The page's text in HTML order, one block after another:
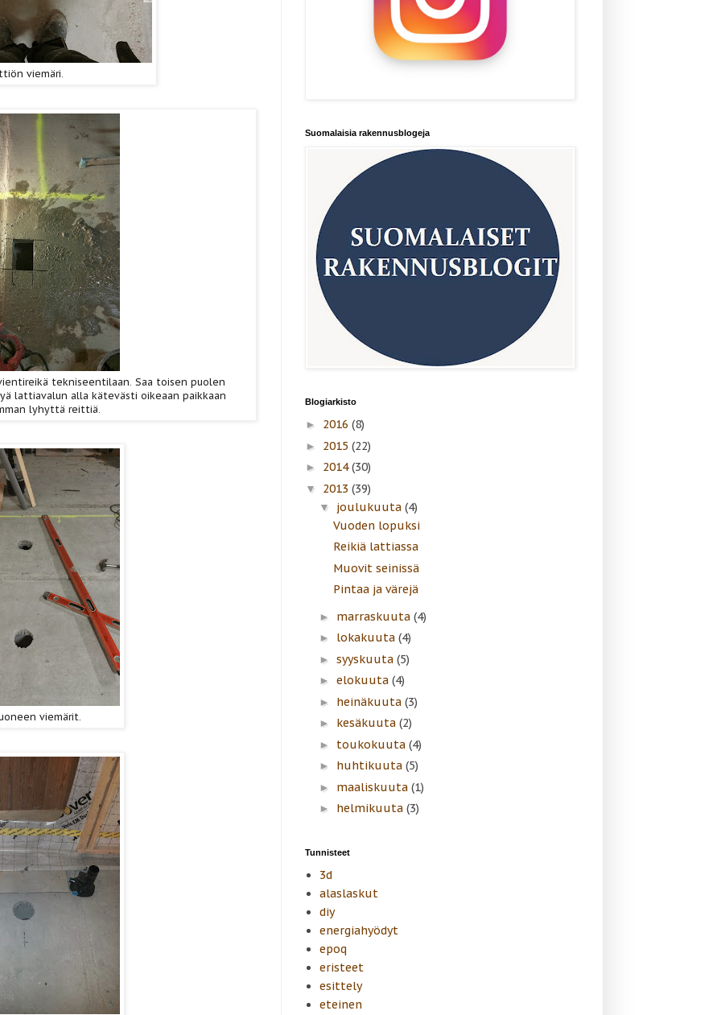
viemäri.
tekniseentilaan. Saa toisen puolen
lattiavalun alla kätevästi oikeaan paikkaan
lyhyttä reittiä.
viemärit.
Suomalaisia rakennusblogeja
Blogiarkisto
► 2016 (8)
► 2015 (22)
► 2014(30)
▼ 2013 (39)
▼ joulukuuta (4)
Vuoden lopuksi
Reikiä lattiassa
Muovit seinissä
Pintaa ja värejä
► marraskuuta (4)
► lokakuuta (4)
► syyskuuta (5)
► elokuuta (4)
► heinäkuuta (3)
► kesäkuuta (2)
► toukokuuta (4)
► huhtikuuta (5)
► maaliskuuta (1)
► helmikuuta (3)
Tunnisteet
3d
alaslaskut
diy
energiahyödyt
epoq
eristeet
esittely
eteinen